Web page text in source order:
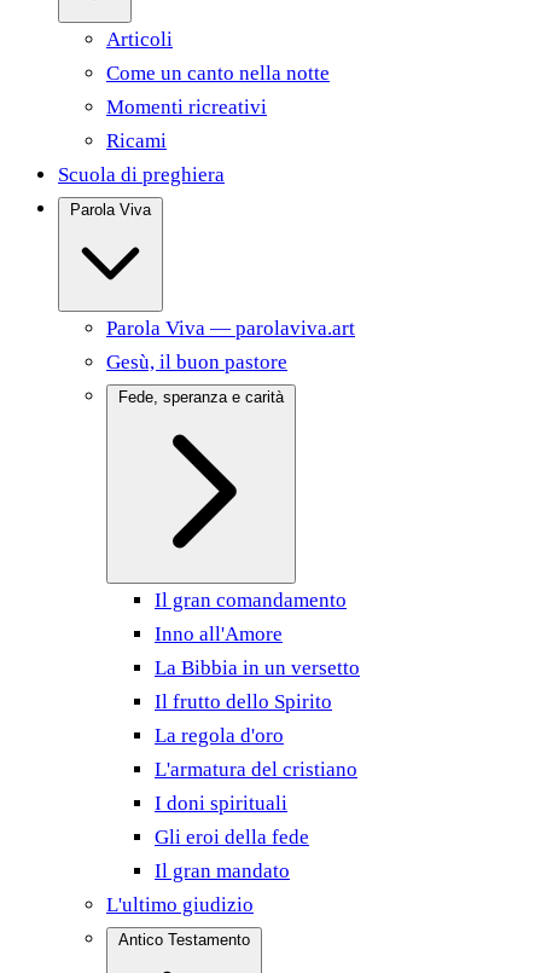
Articoli
Come un canto nella notte
Momenti ricreativi
Ricami
Scuola di preghiera
Parola Viva
Parola Viva — parolaviva.art
Gesù, il buon pastore
Fede, speranza e carità
Il gran comandamento
Inno all'Amore
La Bibbia in un versetto
Il frutto dello Spirito
La regola d'oro
L'armatura del cristiano
I doni spirituali
Gli eroi della fede
Il gran mandato
L'ultimo giudizio